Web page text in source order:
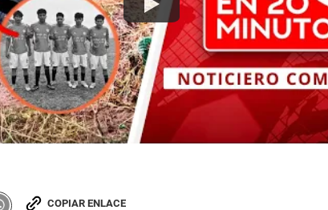
COPIAR ENLACE